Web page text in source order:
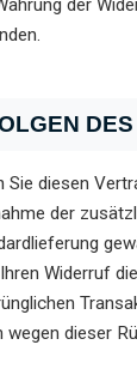
der
Sie diesen
der
Widerruf
wegen dieser